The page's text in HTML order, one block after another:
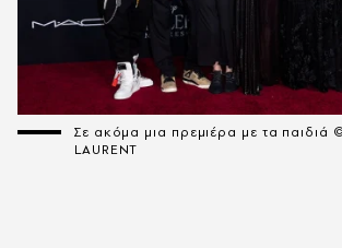
Σε ακόμα μια πρεμιέρα με τα παιδιά
LAURENT